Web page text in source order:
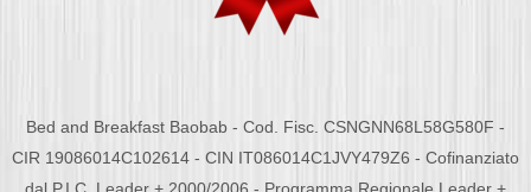
Bed and Breakfast Baobab - Cod. Fisc. CSNGNN68L58G580F -
CIR 19086014C102614 - CIN IT086014C1JVY479Z6 - Cofinanziato
dal P.I.C. Leader + 2000/2006 - Programma Regionale Leader +